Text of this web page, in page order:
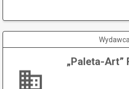
Wydawca
„Paleta-Art”